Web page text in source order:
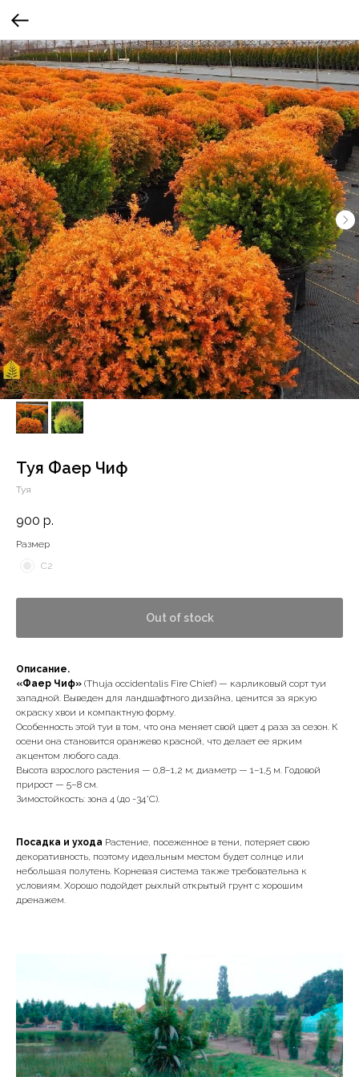
Туя Фаер Чиф
Туя
900 р.
Размер
С2
Out of stock
Описание.
«Фаер Чиф» (Thuja occidentalis Fire Chief) — карликовый сорт туи
западной. Выведен для ландшафтного дизайна, ценится за яркую
окраску хвои и компактную форму.
Особенность этой туи в том, что она меняет свой цвет 4 раза за сезон. К
осени она становится оранжево красной, что делает ее ярким
акцентом любого сада.
Высота взрослого растения — 0,8–1,2 м; диаметр — 1–1,5 м. Годовой
прирост — 5–8 см.
Зимостойкость: зона 4 (до -34°C).
Посадка и ухода Растение, посеженное в тени, потеряет свою
декоративность, поэтому идеальным местом будет солнце или
небольшая полутень. Корневая система также требовательна к
условиям. Хорошо подойдет рыхлый открытый грунт с хорошим
дренажем.